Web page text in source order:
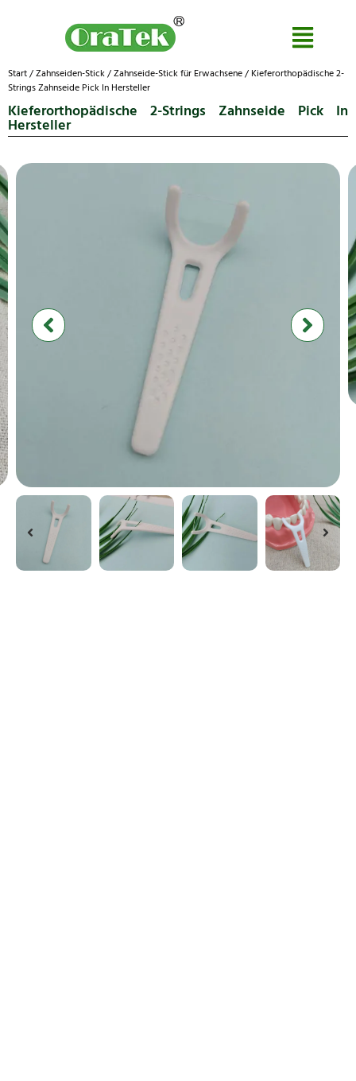
Start/Zahnseiden-Stick/Zahnseide-Stick für Erwachsene/ Kieferorthopädische 2-
Strings Zahnseide Pick In Hersteller
Kieferorthopädische 2-Strings Zahnseide Pick In
Hersteller